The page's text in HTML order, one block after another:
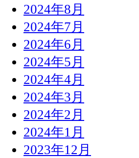
2024年8月
2024年7月
2024年6月
2024年5月
2024年4月
2024年3月
2024年2月
2024年1月
2023年12月